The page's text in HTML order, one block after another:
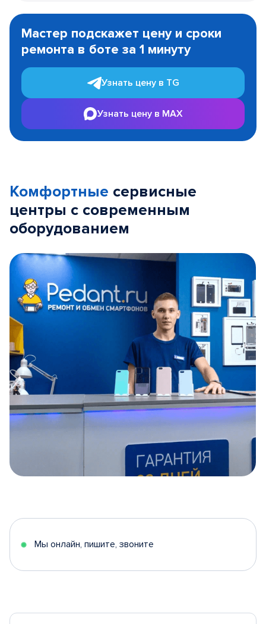
1
Мастер подскажет цену и сроки
ремонта в боте за 1 минуту
Узнать цену в TG
Узнать цену в MAX
Комфортные сервисные
центры с современным
оборудованием
5
Мы онлайн, пишите, звоните